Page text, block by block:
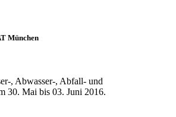
München
, Abwasser-, Abfall- und
30. Mai bis 03. Juni 2016.